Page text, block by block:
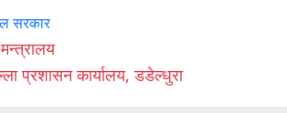
सरकार
प्रशासन कार्यालय, डडेल्धुरा